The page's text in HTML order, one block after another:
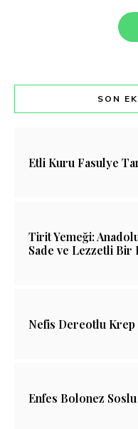
SON
Etli Kuru Fasulye
Tirit Yemeği:
Sade ve Lezzetli Bir
Nefis Dereotlu
Enfes Bolonez